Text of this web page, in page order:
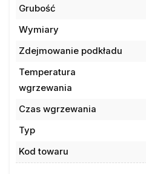
Grubość
Wymiary
Zdejmowanie podkładu
Temperatura
wgrzewania
Czas wgrzewania
Typ
Kod towaru